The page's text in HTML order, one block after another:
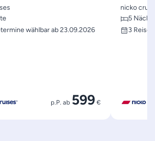
wählbar ab 23.09.2026
p.P. ab 599 €
nicko
5
3